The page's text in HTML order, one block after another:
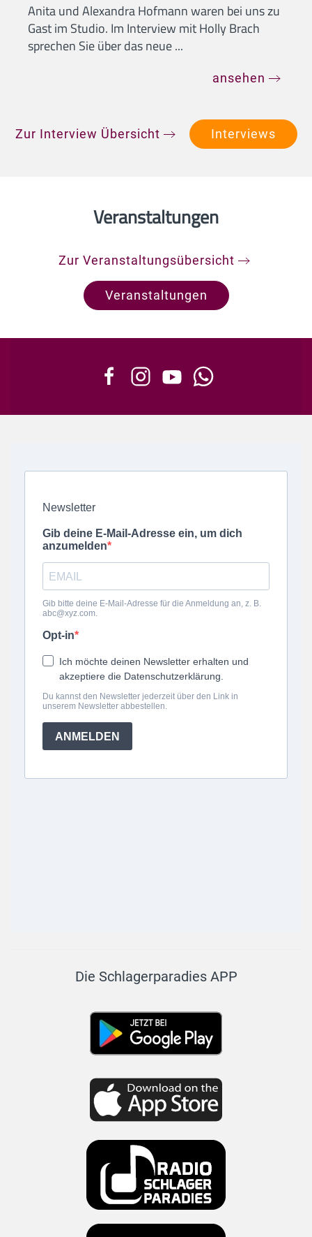
Anita und Alexandra Hofmann waren bei uns zu
Gast im Studio. Im Interview mit Holly Brach
sprechen Sie über das neue ...
ansehen
Zur Interview Übersicht Interviews
Veranstaltungen
Zur Veranstaltungsübersicht
Veranstaltungen
Die Schlagerparadies APP